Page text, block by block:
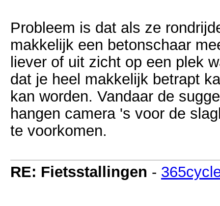
Probleem is dat als ze
makkelijk een betonschaar
liever of uit zicht op een plek
dat je heel makkelijk betrapt
kan worden. Vandaar de
hangen camera 's voor de
te voorkomen.
RE: Fietsstallingen -